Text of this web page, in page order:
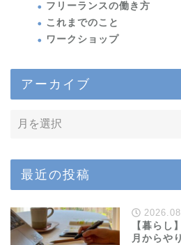
フリーランスの働き方
これまでのこと
ワークショップ
アーカイブ
最近の投稿
【暮らし
月からや